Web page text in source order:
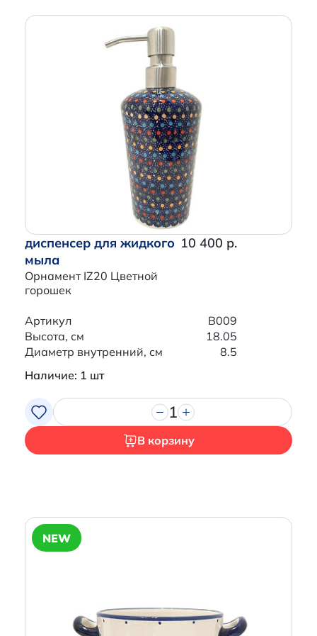
диспенсер для жидкого
мыла
Орнамент IZ20 Цветной
горошек
10 400 р.
Артикул
B009
Высота, см
18.05
Диаметр внутренний, см
8.5
Наличие: 1 шт
1
В корзину
NEW